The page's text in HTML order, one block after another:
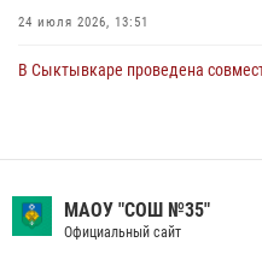
24 июля 2026, 13:51
В Сыктывкаре проведена
В Коми росгвардейцы
фестиваля воздухоплавания
МАОУ "СОШ №35"
Официальный сайт